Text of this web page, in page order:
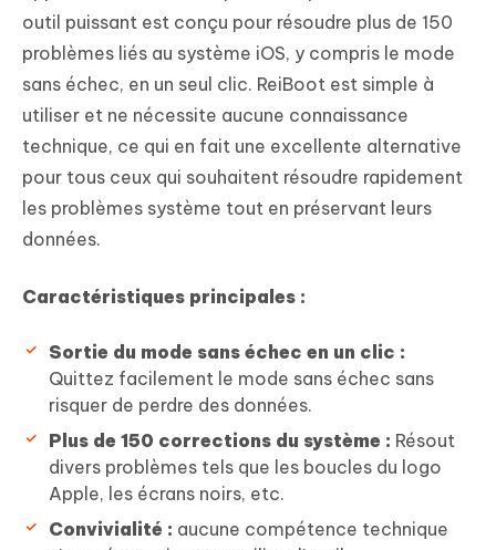
outil puissant est conçu pour résoudre plus de 150
problèmes liés au système iOS, y compris le mode
sans échec, en un seul clic. ReiBoot est simple à
utiliser et ne nécessite aucune connaissance
technique, ce qui en fait une excellente alternative
pour tous ceux qui souhaitent résoudre rapidement
les problèmes système tout en préservant leurs
données.
Caractéristiques principales :
Sortie du mode sans échec en un clic :
Quittez facilement le mode sans échec sans
risquer de perdre des données.
Plus de 150 corrections du système : Résout
divers problèmes tels que les boucles du logo
Apple, les écrans noirs, etc.
Convivialité : aucune compétence technique